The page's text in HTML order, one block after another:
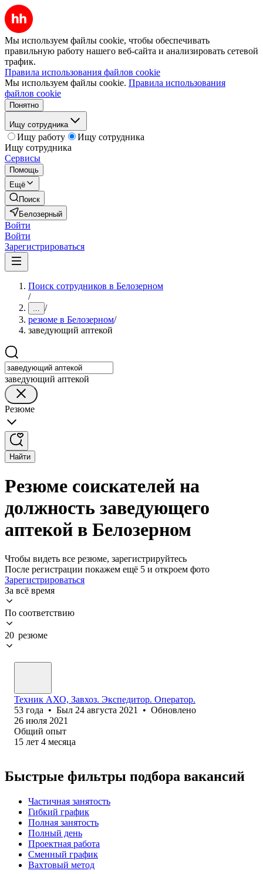
Мы используем файлы cookie, чтобы обеспечивать
правильную работу нашего веб-сайта и анализировать сетевой
трафик.
Правила использования файлов cookie
Мы используем файлы cookie. Правила использования
файлов cookie
Понятно
Ищу сотрудника
Ищу работу
Ищу сотрудника
Ищу сотрудника
Сервисы
Помощь
Ещё
Поиск
Белозерный
Войти
Войти
Зарегистрироваться
Поиск сотрудников в Белозерном
/
... /
резюме в Белозерном/
заведующий аптекой
заведующий аптекой
Резюме
Найти
Резюме соискателей на
должность заведующего
аптекой в Белозерном
Чтобы видеть все резюме, зарегистрируйтесь
После регистрации покажем ещё 5 и откроем фото
Зарегистрироваться
За всё время
По соответствию
20 резюме
Техник АХО, Завхоз. Экспедитор. Оператор.
53 года • Был 24 августа 2021 • Обновлено
26 июля 2021
Общий опыт
15 лет 4 месяца
Быстрые фильтры подбора вакансий
Частичная занятость
Гибкий график
Полная занятость
Полный день
Проектная работа
Сменный график
Вахтовый метод